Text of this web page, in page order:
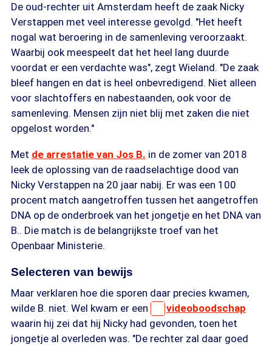
De oud-rechter uit Amsterdam heeft de zaak Nicky
Verstappen met veel interesse gevolgd. "Het heeft
nogal wat beroering in de samenleving veroorzaakt.
Waarbij ook meespeelt dat het heel lang duurde
voordat er een verdachte was", zegt Wieland. "De zaak
bleef hangen en dat is heel onbevredigend. Niet alleen
voor slachtoffers en nabestaanden, ook voor de
samenleving. Mensen zijn niet blij met zaken die niet
opgelost worden."
Met de arrestatie van Jos B. in de zomer van 2018
leek de oplossing van de raadselachtige dood van
Nicky Verstappen na 20 jaar nabij. Er was een 100
procent match aangetroffen tussen het aangetroffen
DNA op de onderbroek van het jongetje en het DNA van
B.. Die match is de belangrijkste troef van het
Openbaar Ministerie.
Selecteren van bewijs
Maar verklaren hoe die sporen daar precies kwamen,
wilde B. niet. Wel kwam er een
videoboodschap
waarin hij zei dat hij Nicky had gevonden, toen het
jongetje al overleden was. "De rechter zal daar goed